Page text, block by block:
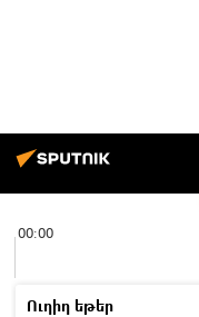
00:00
Ուղիղ եթեր